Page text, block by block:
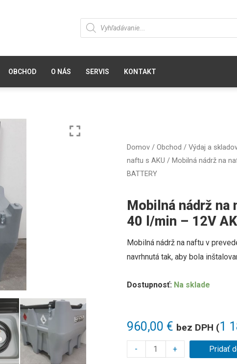
OBCHOD O NÁS SERVIS KONTAKT
Domov/ Obchod / Výdaj a
naftu s AKU / Mobilná nádrž na
BATTERY
Mobilná nádrž na
40 l/min – 12V
960,00 € bez DPH (1
Mobilná nádrž na naftu v
navrhnutá tak, aby bola
Dostupnosť: Na sklade
- + Pridať